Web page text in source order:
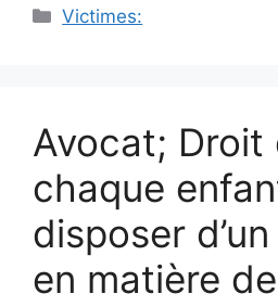
Catégories
Victimes:
Avocat; Droit
chaque
disposer
en matière de